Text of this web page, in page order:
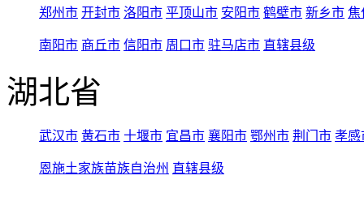
郑州市 开封市 洛阳市 平顶山市 安阳市 鹤壁市 新乡市 焦
南阳市 商丘市 信阳市 周口市 驻马店市 直辖县级
湖北省
武汉市 黄石市 十堰市 宜昌市 襄阳市 鄂州市 荆门市 孝感
恩施土家族苗族自治州 直辖县级